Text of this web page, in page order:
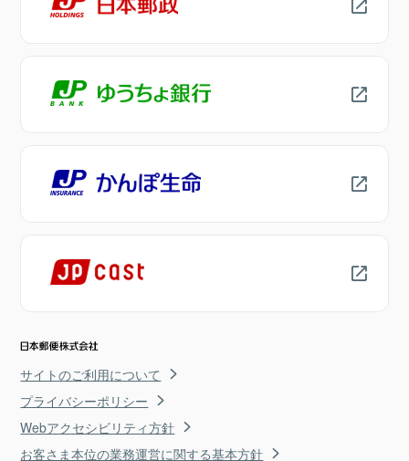
サイトのご利用について
プライバシーポリシー
Webアクセシビリティ方針
お客さま本位の業務運営に関する基本方針